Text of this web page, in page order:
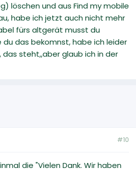
löschen und aus Find my mobile
habe ich jetzt auch nicht mehr
fürs altgerät musst du
du das bekomnst, habe ich leider
steht,,aber glaub ich in der
#10
die "Vielen Dank. Wir haben